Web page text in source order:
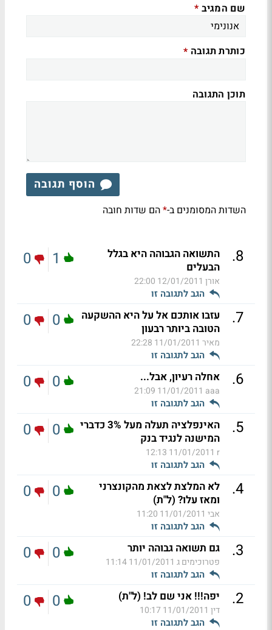
שם המגיב *
כותרת תגובה *
תוכן התגובה
הוסף תגובה
השדות המסומנים ב-*הם שדות חובה
8
.
התשואה הגבוהה היא בגלל
הבעלים
אורן 12/01/2011 22:00
הגב לתגובה זו
1
0
7
.
עזבו אותכם אל על היא ההשקעה
הטובה ביותר רבעון
מאיר 11/01/2011 22:28
הגב לתגובה זו
0
0
6
. אחלה רעיון, אבל...
aaa
11/01/2011 21:09
הגב לתגובה זו
0
0
5
.
האינפלציה תעלה מעל 3% כדברי
המישנה לנגיד בנק
r
11/01/2011 12:13
הגב לתגובה זו
0
0
4
.
לא המלצת לצאת מהקונצרני
ומאז עלו? (ל"ת)
אבי 11/01/2011 11:20
הגב לתגובה זו
0
0
3
. גם תשואה גבוהה יותר
פטרוכימים ג 11/01/2011 11:14
הגב לתגובה זו
0
0
2
. יפה!!! אני שם לב! (ל"ת)
דין 11/01/2011 10:17
הגב לתגובה זו
0
0